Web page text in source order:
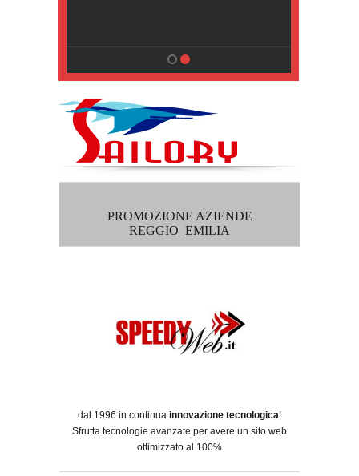
PROMOZIONE AZIENDE
REGGIO_EMILIA
dal 1996 in continua innovazione tecnologica!
Sfrutta tecnologie avanzate per avere un sito web
ottimizzato al 100%